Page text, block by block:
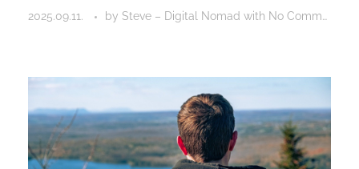
2025.09.11. by Steve – Digital Nomad with No Comment